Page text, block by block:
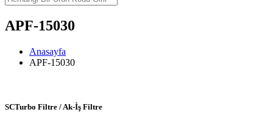
APF-15030
Anasayfa
APF-15030
SCTurbo Filtre / Ak-İş Filtre